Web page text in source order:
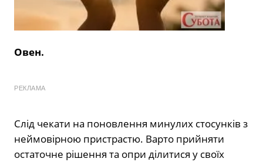
Овен.
РЕКЛАМА
Слід чекати на поновлення минулих стосунків з
неймовірною пристрастю. Варто прийняти
остаточне рішення та опри ділитися у своїх